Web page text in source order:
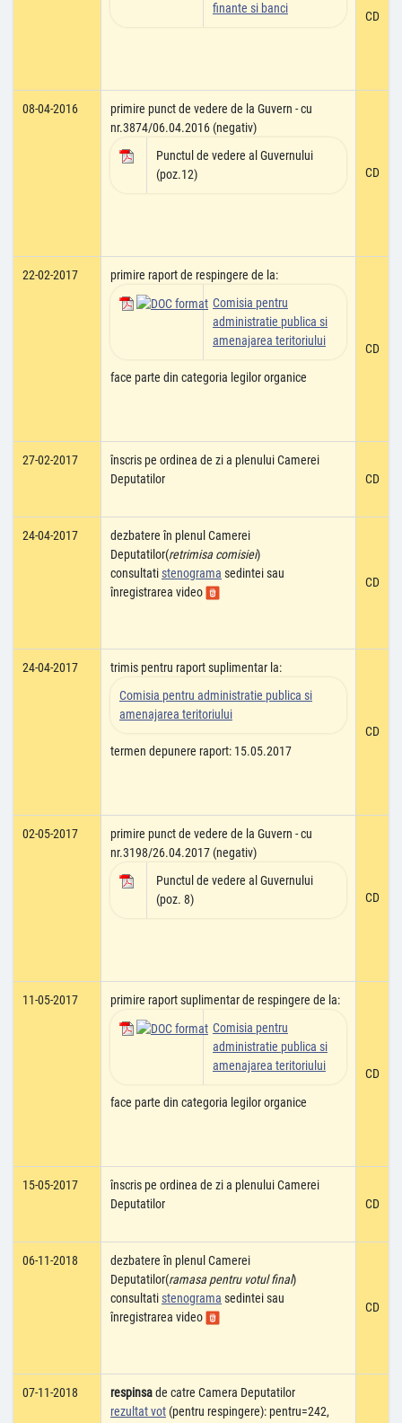
finante si banci
CD
08-04-2016
primire punct de vedere de la Guvern - cu
nr.3874/06.04.2016 (negativ)
Punctul de vedere al Guvernului
(poz.12)
CD
22-02-2017
primire raport de respingere de la:
Comisia pentru
administratie publica si
amenajarea teritoriului
face parte din categoria legilor organice
CD
27-02-2017
înscris pe ordinea de zi a plenului Camerei
Deputatilor
CD
24-04-2017
dezbatere în plenul Camerei
Deputatilor(retrimisa comisiei)
consultatistenograma sedintei sau
înregistrarea video
CD
24-04-2017
trimis pentru raport suplimentar la:
Comisia pentru administratie publica si
amenajarea teritoriului
termen depunere raport: 15.05.2017
CD
02-05-2017
primire punct de vedere de la Guvern - cu
nr.3198/26.04.2017 (negativ)
Punctul de vedere al Guvernului
(poz. 8)
CD
11-05-2017
primire raport suplimentar de respingere de la:
Comisia pentru
administratie publica si
amenajarea teritoriului
face parte din categoria legilor organice
CD
15-05-2017
înscris pe ordinea de zi a plenului Camerei
Deputatilor
CD
06-11-2018
dezbatere în plenul Camerei
Deputatilor(ramasa pentru votul final)
consultatistenograma sedintei sau
înregistrarea video
CD
07-11-2018 respinsade catre Camera Deputatilor
rezultat vot (pentru respingere): pentru=242,